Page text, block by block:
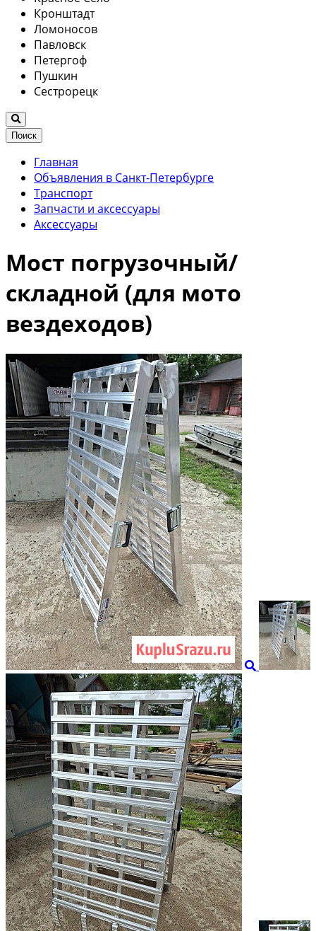
Кронштадт
Ломоносов
Павловск
Петергоф
Пушкин
Сестрорецк
Поиск
Главная
Объявления в Санкт-Петербурге
Транспорт
Запчасти и аксессуары
Аксессуары
Мост погрузочный/
складной (для мото
вездеходов)